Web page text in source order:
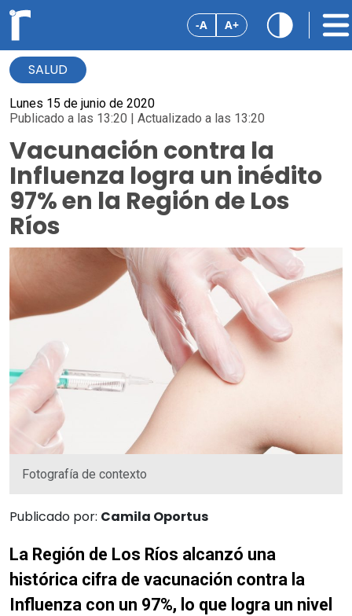
-A A+
SALUD
Lunes 15 de junio de 2020
Publicado a las 13:20 | Actualizado a las 13:20
Vacunación contra la
Influenza logra un inédito
97% en la Región de Los
Ríos
Fotografía de contexto
Publicado por: Camila Oportus
La Región de Los Ríos alcanzó una
histórica cifra de vacunación contra la
Influenza con un 97%, lo que logra un nivel